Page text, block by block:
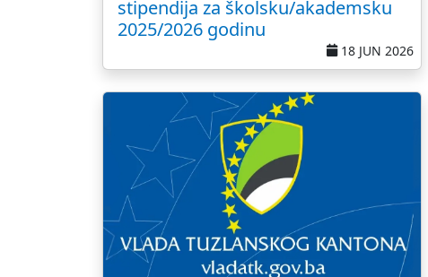
stipendija za školsku/akademsku
2025/2026 godinu
18 JUN 2026